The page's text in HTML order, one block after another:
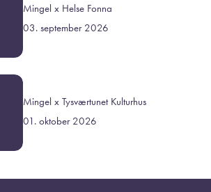
Mingel x Helse Fonna
03. september 2026
Mingel x Tysværtunet Kulturhus
01. oktober 2026